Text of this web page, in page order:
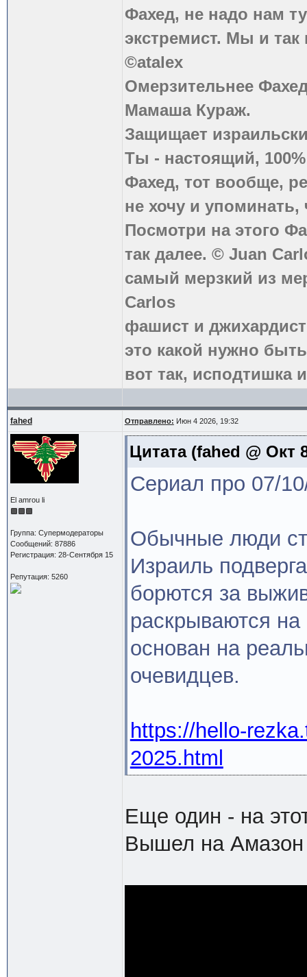
Фахед, не надо нам
экстремист. Мы и
©atalex
Омерзительнее
Мамаша Кураж.
Защищает
Ты - настоящий,
Фахед, тот вообще,
не хочу и
Посмотри на этого
так далее. © Juan
самый мерзкий из
Carlos
фашист и
это какой нужно
вот так, исподтишка
fahed Отправлено: Июн 4 2026, 19:32
El amrou li
Группа: Супермодераторы
Сообщений: 87886
Регистрация: 28-Сентября 15
Репутация: 5260
Цитата(fahed @ Окт
Сериал про 07/
Обычные люди
Израиль
борются за
раскрываются
основан на
очевидцев.
https://hello-
2025.html
Еще один - на
Вышел на